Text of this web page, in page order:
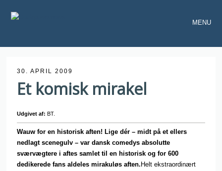
MENU
30. APRIL 2009
Et komisk mirakel
Udgivet af:BT.
Wauw for en historisk aften! Lige dér – midt på et ellers
nedlagt scenegulv – var dansk comedys absolutte
sværvægtere i aftes samlet til en historisk og for 600
dedikerede fans aldeles mirakuløs aften. Helt ekstraordinært